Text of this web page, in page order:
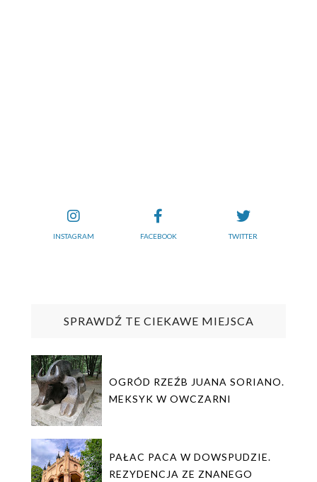
INSTAGRAM FACEBOOK TWITTER
SPRAWDŹ TE CIEKAWE MIEJSCA
OGRÓD RZEŹB JUANA SORIANO.
MEKSYK W OWCZARNI
PAŁAC PACA W DOWSPUDZIE.
REZYDENCJA ZE ZNANEGO